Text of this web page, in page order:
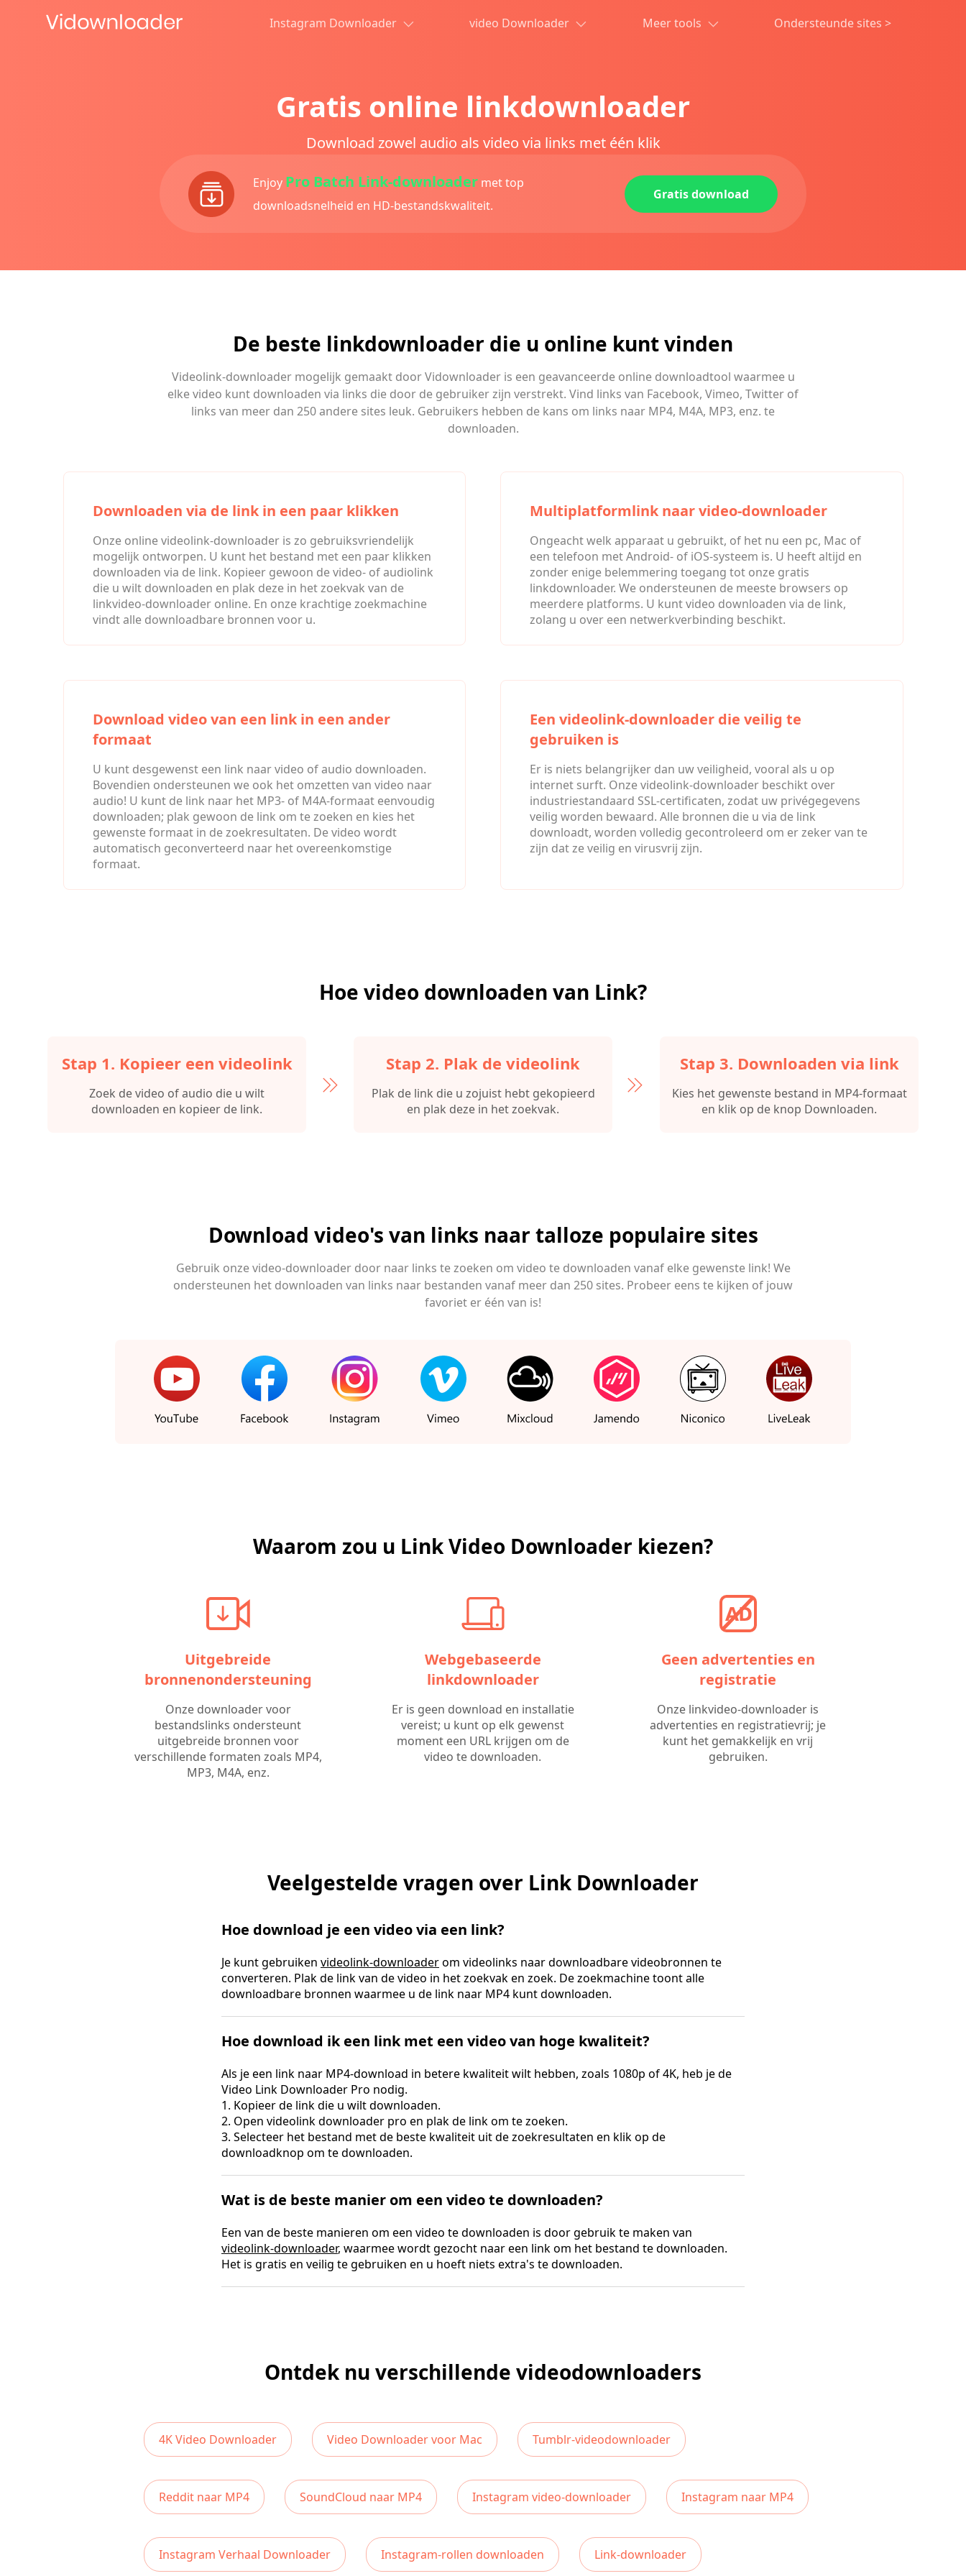
Instagram Downloader video Downloader Meer tools Ondersteunde sites >
Gratis online linkdownloader
Download zowel audio als video via links met één klik
Enjoy Pro Batch Link-downloader met top
downloadsnelheid en HD-bestandskwaliteit.
Gratis download
De beste linkdownloader die u online kunt vinden
Videolink-downloader mogelijk gemaakt door Vidownloader is een geavanceerde online downloadtool waarmee u
elke video kunt downloaden via links die door de gebruiker zijn verstrekt. Vind links van Facebook, Vimeo, Twitter of
links van meer dan 250 andere sites leuk. Gebruikers hebben de kans om links naar MP4, M4A, MP3, enz. te
downloaden.
Downloaden via de link in een paar klikken
Onze online videolink-downloader is zo gebruiksvriendelijk
mogelijk ontworpen. U kunt het bestand met een paar klikken
downloaden via de link. Kopieer gewoon de video- of audiolink
die u wilt downloaden en plak deze in het zoekvak van de
linkvideo-downloader online. En onze krachtige zoekmachine
vindt alle downloadbare bronnen voor u.
Multiplatformlink naar video-downloader
Ongeacht welk apparaat u gebruikt, of het nu een pc, Mac of
een telefoon met Android- of iOS-systeem is. U heeft altijd en
zonder enige belemmering toegang tot onze gratis
linkdownloader. We ondersteunen de meeste browsers op
meerdere platforms. U kunt video downloaden via de link,
zolang u over een netwerkverbinding beschikt.
Download video van een link in een ander
formaat
U kunt desgewenst een link naar video of audio downloaden.
Bovendien ondersteunen we ook het omzetten van video naar
audio! U kunt de link naar het MP3- of M4A-formaat eenvoudig
downloaden; plak gewoon de link om te zoeken en kies het
gewenste formaat in de zoekresultaten. De video wordt
automatisch geconverteerd naar het overeenkomstige
formaat.
Een videolink-downloader die veilig te
gebruiken is
Er is niets belangrijker dan uw veiligheid, vooral als u op
internet surft. Onze videolink-downloader beschikt over
industriestandaard SSL-certificaten, zodat uw privégegevens
veilig worden bewaard. Alle bronnen die u via de link
downloadt, worden volledig gecontroleerd om er zeker van te
zijn dat ze veilig en virusvrij zijn.
Hoe video downloaden van Link?
Stap 1. Kopieer een videolink
Zoek de video of audio die u wilt
downloaden en kopieer de link.
Stap 2. Plak de videolink
Plak de link die u zojuist hebt gekopieerd
en plak deze in het zoekvak.
Stap 3. Downloaden via link
Kies het gewenste bestand in MP4-formaat
en klik op de knop Downloaden.
Download video's van links naar talloze populaire sites
Gebruik onze video-downloader door naar links te zoeken om video te downloaden vanaf elke gewenste link! We
ondersteunen het downloaden van links naar bestanden vanaf meer dan 250 sites. Probeer eens te kijken of jouw
favoriet er één van is!
Waarom zou u Link Video Downloader kiezen?
Uitgebreide
bronnenondersteuning
Onze downloader voor
bestandslinks ondersteunt
uitgebreide bronnen voor
verschillende formaten zoals MP4,
MP3, M4A, enz.
Webgebaseerde
linkdownloader
Er is geen download en installatie
vereist; u kunt op elk gewenst
moment een URL krijgen om de
video te downloaden.
Geen advertenties en
registratie
Onze linkvideo-downloader is
advertenties en registratievrij; je
kunt het gemakkelijk en vrij
gebruiken.
Veelgestelde vragen over Link Downloader
Hoe download je een video via een link?
Je kunt gebruiken videolink-downloaderom videolinks naar downloadbare videobronnen te
converteren. Plak de link van de video in het zoekvak en zoek. De zoekmachine toont alle
downloadbare bronnen waarmee u de link naar MP4 kunt downloaden.
Hoe download ik een link met een video van hoge kwaliteit?
Als je een link naar MP4-download in betere kwaliteit wilt hebben, zoals 1080p of 4K, heb je de
Video Link Downloader Pro nodig.
1. Kopieer de link die u wilt downloaden.
2. Open videolink downloader pro en plak de link om te zoeken.
3. Selecteer het bestand met de beste kwaliteit uit de zoekresultaten en klik op de
downloadknop om te downloaden.
Wat is de beste manier om een ​​video te downloaden?
Een van de beste manieren om een ​​video te downloaden is door gebruik te maken van
videolink-downloader, waarmee wordt gezocht naar een link om het bestand te downloaden.
Het is gratis en veilig te gebruiken en u hoeft niets extra's te downloaden.
Ontdek nu verschillende videodownloaders
4K Video Downloader Video Downloader voor Mac Tumblr-videodownloader
Reddit naar MP4 SoundCloud naar MP4 Instagram video-downloader Instagram naar MP4
Instagram Verhaal Downloader Instagram-rollen downloaden Link-downloader